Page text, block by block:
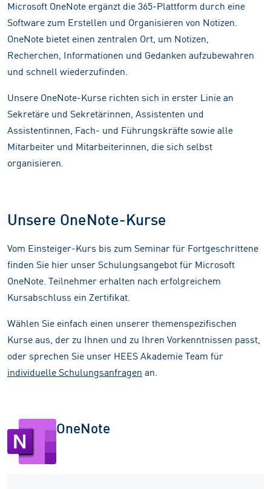
Microsoft OneNote ergänzt die 365-Plattform durch eine
Software zum Erstellen und Organisieren von Notizen.
OneNote bietet einen zentralen Ort, um Notizen,
Recherchen, Informationen und Gedanken aufzubewahren
und schnell wiederzufinden.
Unsere OneNote-Kurse richten sich in erster Linie an
Sekretäre und Sekretärinnen, Assistenten und
Assistentinnen, Fach- und Führungskräfte sowie alle
Mitarbeiter und Mitarbeiterinnen, die sich selbst
organisieren.
Unsere OneNote-Kurse
Vom Einsteiger-Kurs bis zum Seminar für Fortgeschrittene
finden Sie hier unser Schulungsangebot für Microsoft
OneNote. Teilnehmer erhalten nach erfolgreichem
Kursabschluss ein Zertifikat.
Wählen Sie einfach einen unserer themenspezifischen
Kurse aus, der zu Ihnen und zu Ihren Vorkenntnissen passt,
oder sprechen Sie unser HEES Akademie Team für
individuelle Schulungsanfragen an.
OneNote